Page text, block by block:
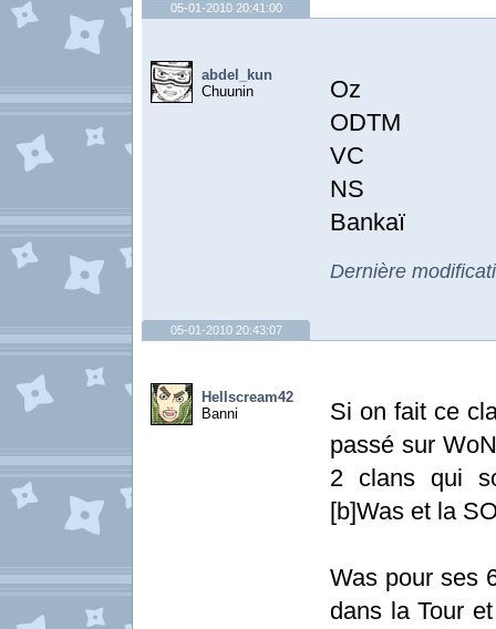
05-01-2010 20:41:00
abdel_kun
Chuunin
Oz
ODTM
VC
NS
Bankaï
Dernière
05-01-2010 20:43:07
Hellscream42
Banni
Si on fait ce
passé sur
2 clans qui
[b]Was et la
Was pour ses
dans la Tour